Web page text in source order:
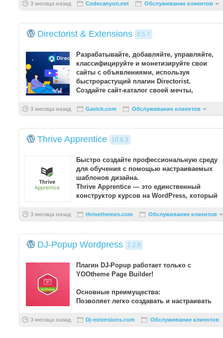
3 месяца назад Codecanyon.net Обслуживание клиентов
Directorist & Extensions 8.5.7
Разрабатывайте, добавляйте, управляйте,
классифицируйте и монетизируйте свои
сайты с объявлениями, используя
быстрорастущий плагин Directorist.
Создайте сайт-каталог своей мечты,
3 месяца назад Gavick.com Обслуживание клиентов
Thrive Apprentice 10.8.3
Быстро создайте профессиональную среду
для обучения с помощью настраиваемых
шаблонов дизайна.
Thrive Apprentice — это единственный
конструктор курсов на WordPress, который
3 месяца назад thrivethemes.com Обслуживание клиентов
DJ-Popup Wordpress 1.2.8
Плагин DJ-Popup работает только с
YOOtheme Page Builder!
Основные преимущества:
Позволяет легко создавать и настраивать
вашего веб-с ...
3 месяца назад Dj-extensions.com Обслуживание клиентов